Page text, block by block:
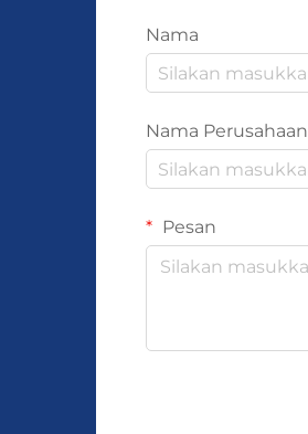
Nama
Nama Perusahaan
Pesan